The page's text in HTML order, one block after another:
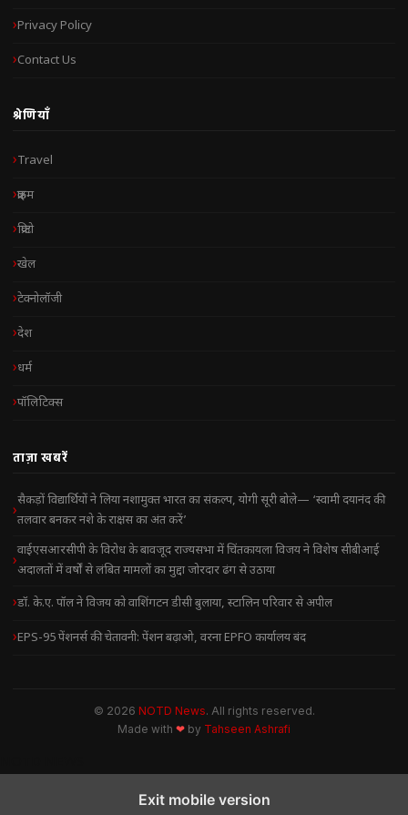
Privacy Policy
Contact Us
श्रेणियाँ
Travel
क्राइम
क्रिप्टो
खेल
टेक्नोलॉजी
देश
धर्म
पॉलिटिक्स
ताज़ा खबरें
सैकड़ों विद्यार्थियों ने लिया नशामुक्त भारत का संकल्प, योगी सूरी बोले— ‘स्वामी दयानंद की
तलवार बनकर नशे के राक्षस का अंत करें’
वाईएसआरसीपी के विरोध के बावजूद राज्यसभा में चिंतकायला विजय ने विशेष सीबीआई
अदालतों में वर्षों से लंबित मामलों का मुद्दा जोरदार ढंग से उठाया
डॉ. के.ए. पॉल ने विजय को वाशिंगटन डीसी बुलाया, स्टालिन परिवार से अपील
EPS-95 पेंशनर्स की चेतावनी: पेंशन बढ़ाओ, वरना EPFO कार्यालय बंद
© 2026 NOTD News. All rights reserved.
Made with ❤ by Tahseen Ashrafi
Exit mobile version